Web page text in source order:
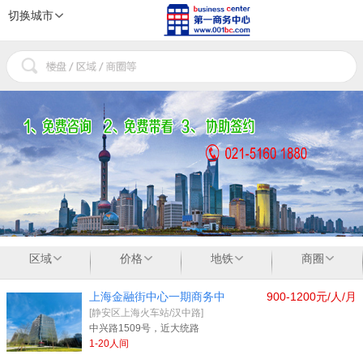
切换城市
区域 价格 地铁 商圈
900-1200元/人/月
上海金融街中心一期商务中
[静安区上海火车站/汉中路]
中兴路1509号，近大统路
1-20人间